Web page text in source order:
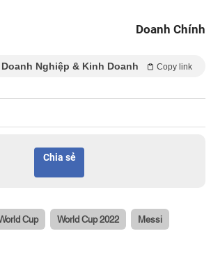
Doanh Chính
Doanh Nghiệp & Kinh Doanh Copy link
Chia sẻ
Cup World Cup 2022 Messi